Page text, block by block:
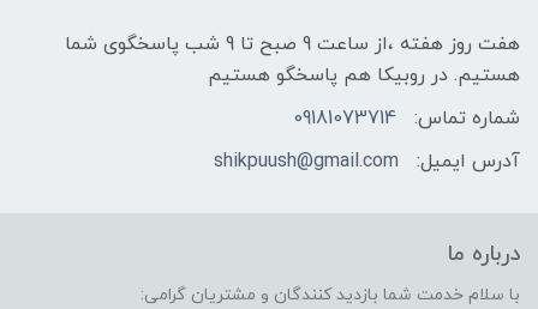
هفت روز هفته ،از ساعت 9 صبح تا 9 شب پاسخگوی شما
هستیم. در روبیکا هم پاسخگو هستیم
شماره تماس:
09181073714
آدرس ایمیل:
shikpuush@gmail.com
درباره ما
با سلام خدمت شما بازدید کنندگان و مشتریان گرامی: